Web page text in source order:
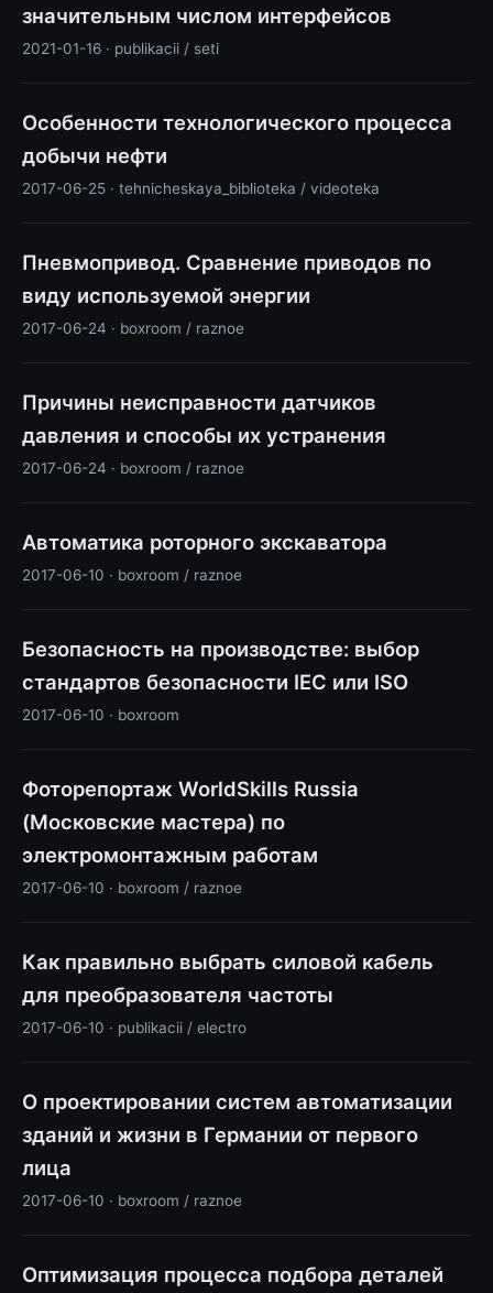
значительным числом интерфейсов
2021-01-16 · publikacii / seti
Особенности технологического процесса
добычи нефти
2017-06-25 · tehnicheskaya_biblioteka / videoteka
Пневмопривод. Сравнение приводов по
виду используемой энергии
2017-06-24 · boxroom / raznoe
Причины неисправности датчиков
давления и способы их устранения
2017-06-24 · boxroom / raznoe
Автоматика роторного экскаватора
2017-06-10 · boxroom / raznoe
Безопасность на производстве: выбор
стандартов безопасности IEC или ISO
2017-06-10 · boxroom
Фоторепортаж WorldSkills Russia
(Московские мастера) по
электромонтажным работам
2017-06-10 · boxroom / raznoe
Как правильно выбрать силовой кабель
для преобразователя частоты
2017-06-10 · publikacii / electro
О проектировании систем автоматизации
зданий и жизни в Германии от первого
лица
2017-06-10 · boxroom / raznoe
Оптимизация процесса подбора деталей